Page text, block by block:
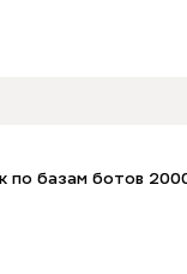
по базам ботов